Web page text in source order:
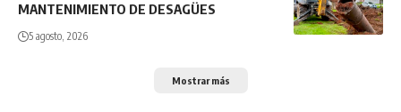
MANTENIMIENTO DE DESAGÜES
5 agosto, 2026
Mostrar más